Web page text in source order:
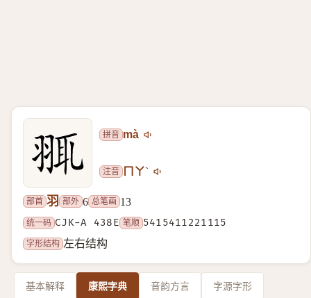
拼音 mà
注音 ㄇㄚˋ
部首 羽 部外 6 总笔画 13
统一码 CJK-A 438E 笔顺 5415411221115
字形结构 左右结构
基本解释 康熙字典 音韵方言 字源字形